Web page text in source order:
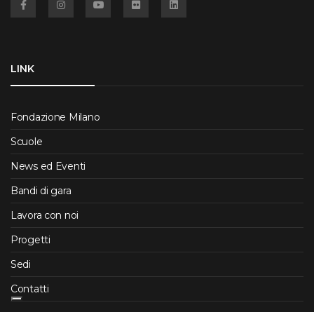
LINK
Fondazione Milano
Scuole
News ed Eventi
Bandi di gara
Lavora con noi
Progetti
Sedi
Contatti